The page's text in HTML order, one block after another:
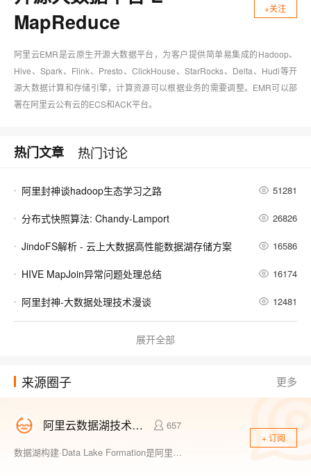
MapReduce
+关注
阿里云EMR是云原生开源大数据平台，为客户提供简单易集成的Hadoop、
Hive、Spark、Flink、Presto、ClickHouse、StarRocks、Delta、Hudi等开
源大数据计算和存储引擎，计算资源可以根据业务的需要调整。EMR可以部
署在阿里云公有云的ECS和ACK平台。
热门文章 热门讨论
阿里封神谈hadoop生态学习之路 51281
分布式快照算法: Chandy-Lamport 26826
JindoFS解析 - 云上大数据高性能数据湖存储方案 16586
HIVE MapJoin异常问题处理总结 16174
阿里封神-大数据处理技术漫谈 12481
8720
7084
展开全部
来源圈子 更多
阿里云数据湖技术社区 657
数据湖构建·Data Lake Formation是阿里巴巴数据湖团队带来的最新一站式入湖解决方案，助力企业无缝对接多种计算引擎，打破孤岛，洞察业务价值。本技术圈会持续发布最新产品动向和技术解读，更有不定期视频直播，与您一起完成企业大数据架构转型。敬请关注官网：https://www.aliyun.com/product/bigdata/dlf
+ 订阅